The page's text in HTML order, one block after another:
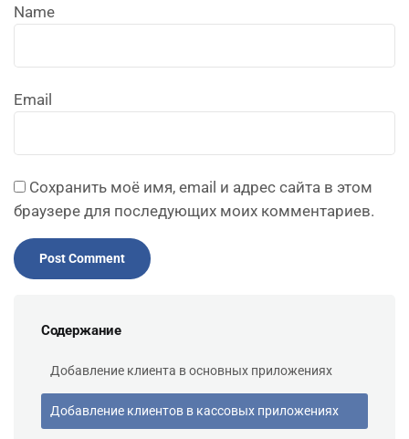
Name
Email
Сохранить моё имя, email и адрес сайта в этом
браузере для последующих моих комментариев.
Содержание
Добавление клиента в основных приложениях
Добавление клиентов в кассовых приложениях